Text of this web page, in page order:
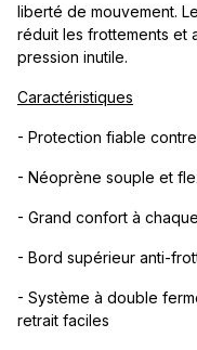
liberté de mouvement.
réduit les frottements et
pression inutile.
Caractéristiques
- Protection fiable
- Néoprène souple et
- Grand confort à
- Bord supérieur anti-
- Système à double
retrait faciles